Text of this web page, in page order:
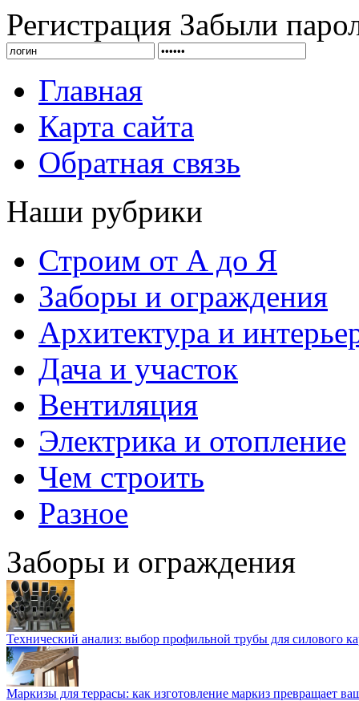
Регистрация Забыли
Главная
Карта сайта
Обратная связь
Наши рубрики
Строим от А до Я
Заборы и ограждения
Архитектура и
Дача и участок
Вентиляция
Электрика и отопление
Чем строить
Разное
Заборы и ограждения
Технический анализ: выбор профильной трубы для силового
Маркизы для террасы: как изготовление маркиз превращает